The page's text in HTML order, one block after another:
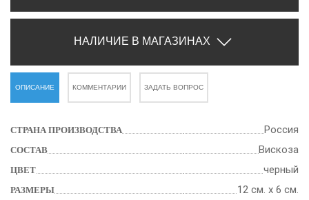
НАЛИЧИЕ В МАГАЗИНАХ
ОПИСАНИЕ КОММЕНТАРИИ ЗАДАТЬ ВОПРОС
СТРАНА ПРОИЗВОДСТВА Россия
СОСТАВ Вискоза
ЦВЕТ черный
РАЗМЕРЫ 12 см. х 6 см.